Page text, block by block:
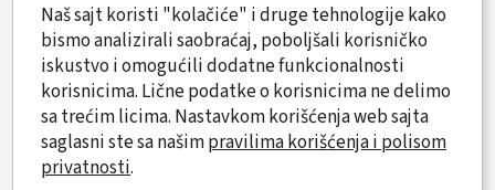
Pozivni dvožični video
interfomski panel za vile
HYUNDAI HYU-IN-VI002
CENA NA UPIT
Monitor 7" za dvožične
video interfone HYUNDAI
HYU-IN-MO7002
Naš sajt koristi "kolačiće" i druge tehnologije kako
bismo analizirali saobraćaj, poboljšali korisničko
iskustvo i omogućili dodatne funkcionalnosti
korisnicima. Lične podatke o korisnicima ne delimo
sa trećim licima. Nastavkom korišćenja web sajta
saglasni ste sa našimpravilima korišćenja i polisom
privatnosti.